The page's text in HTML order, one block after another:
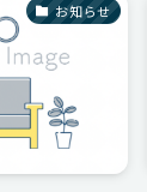
お知らせ